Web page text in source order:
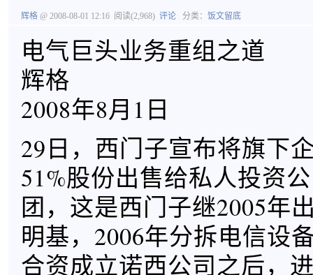
辉格 @ 2008-08-01 12:16 阅读(2,968) 评论 分类： 饭文留底
电气巨头业务重组之道
辉格
2008年8月1日
29日，西门子宣布将旗下
51%股份出售给私人投资
团，这是西门子继2005年
明基，2006年分拆电信设
合资成立诺西公司之后，